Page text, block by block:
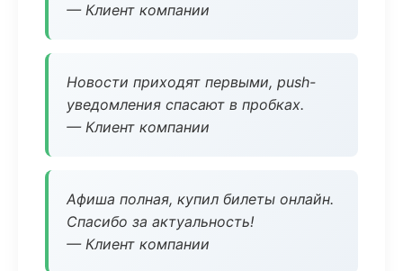
— Клиент компании
Новости приходят первыми, push-
уведомления спасают в пробках.
— Клиент компании
Афиша полная, купил билеты онлайн.
Спасибо за актуальность!
— Клиент компании